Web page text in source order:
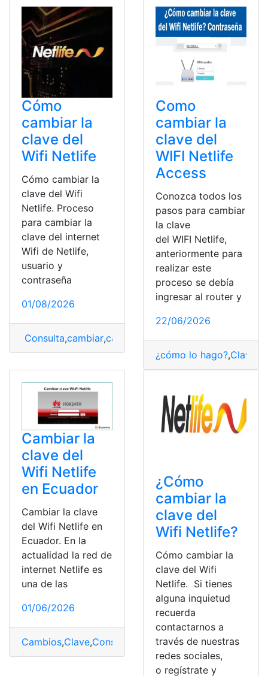
Cómo
cambiar la
clave del
Wifi Netlife
Cómo cambiar la
clave del Wifi
Netlife. Proceso
para cambiar la
clave del internet
Wifi de Netlife,
usuario y
contraseña
01/08/2026
Consulta,cambiar,cambiar clave,Netlife,wifi
Como
cambiar la
clave del
WIFI Netlife
Access
Conozca todos los
pasos para cambiar
la clave
del WIFI Netlife,
anteriormente para
realizar este
proceso se debía
ingresar al router y
22/06/2026
¿cómo lo hago?,Clave
Cambiar la
clave del
Wifi Netlife
en Ecuador
Cambiar la clave
del Wifi Netlife en
Ecuador. En la
actualidad la red de
internet Netlife es
una de las
01/06/2026
Cambios,Clave,Consultas Ecuador,Herramientas
¿Cómo
cambiar la
clave del
Wifi Netlife?
Cómo cambiar la
clave del Wifi
Netlife. Si tienes
alguna inquietud
recuerda
contactarnos a
través de nuestras
redes sociales,
o regístrate y